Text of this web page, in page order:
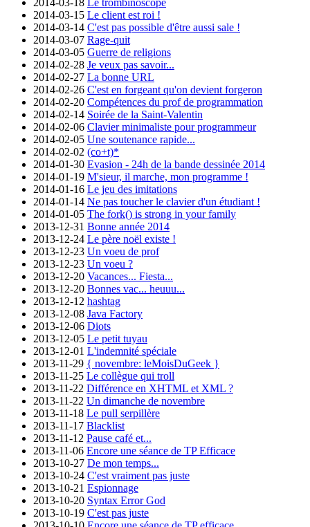
2014-03-15 Le client est roi !
2014-03-14 C'est pas possible d'être aussi sale !
2014-03-07 Rage-quit
2014-03-05 Guerre de religions
2014-02-28 Je veux pas savoir...
2014-02-27 La bonne URL
2014-02-26 C'est en forgeant qu'on devient forgeron
2014-02-20 Compétences du prof de programmation
2014-02-14 Soirée de la Saint-Valentin
2014-02-06 Clavier minimaliste pour programmeur
2014-02-05 Une soutenance rapide...
2014-02-02 (co+t)*
2014-01-30 Evasion - 24h de la bande dessinée 2014
2014-01-19 M'sieur, il marche, mon programme !
2014-01-16 Le jeu des imitations
2014-01-14 Ne pas toucher le clavier d'un étudiant !
2014-01-05 The fork() is strong in your family
2013-12-31 Bonne année 2014
2013-12-24 Le père noël existe !
2013-12-23 Un voeu de prof
2013-12-23 Un voeu ?
2013-12-20 Vacances... Fiesta...
2013-12-20 Bonnes vac... heuuu...
2013-12-12 hashtag
2013-12-08 Java Factory
2013-12-06 Diots
2013-12-05 Le petit tuyau
2013-12-01 L'indemnité spéciale
2013-11-29 { novembre: leMoisDuGeek }
2013-11-25 Le collègue qui troll
2013-11-22 Différence en XHTML et XML ?
2013-11-22 Un dimanche de novembre
2013-11-18 Le pull serpillère
2013-11-17 Blacklist
2013-11-12 Pause café et...
2013-11-06 Encore une séance de TP Efficace
2013-10-27 De mon temps...
2013-10-24 C'est vraiment pas juste
2013-10-21 Espionnage
2013-10-20 Syntax Error God
2013-10-19 C'est pas juste